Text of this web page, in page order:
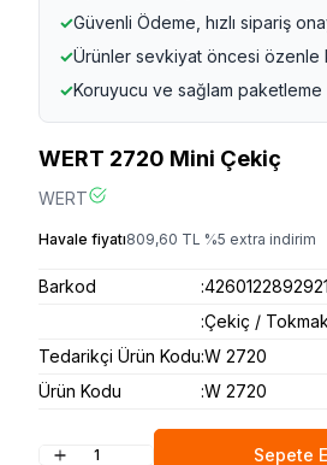
✓Güvenli Ödeme, hızlı sipariş
✓Ürünler sevkiyat öncesi özenle
✓Koruyucu ve sağlam paketleme
WERT 2720 Mini Çekiç
WERT
Havale fiyatı809,60 TL %5 extra indirim
Barkod :4260122892921
:Çekiç / Tokmak
Tedarikçi Ürün Kodu:W 2720
Ürün Kodu
:W 2720
Sepete